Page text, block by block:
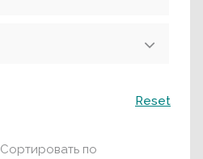
Сортировать по
Reset